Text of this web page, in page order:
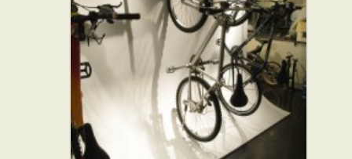
宮橋店 ★☆☆
カレー屋
フレンチ
カフェ・喫茶店